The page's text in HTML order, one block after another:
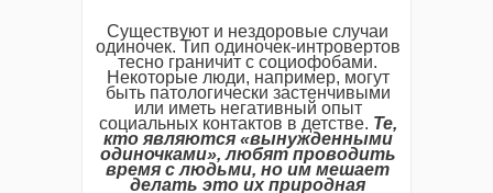
Существуют и нездоровые случаи
одиночек. Тип одиночек-интровертов
тесно граничит с социофобами.
Некоторые люди, например, могут
быть патологически застенчивыми
или иметь негативный опыт
социальных контактов в детстве. Те,
кто являются «вынужденными
одиночками», любят проводить
время с людьми, но им мешает
делать это их природная